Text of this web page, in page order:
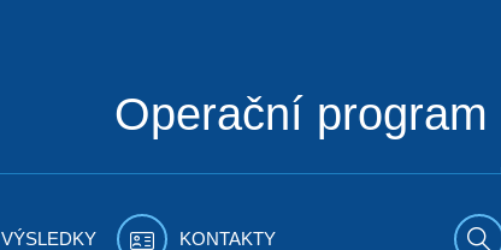
Operační program
VÝSLEDKY KONTAKTY